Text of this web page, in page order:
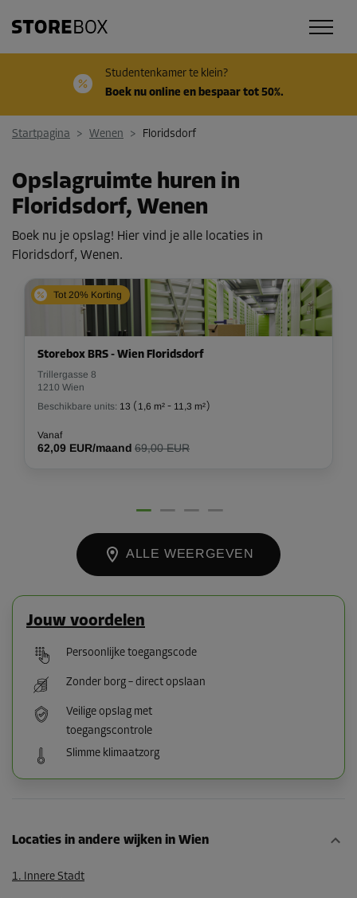
Studentenkamer te klein?
Boek nu online en bespaar tot 50%.
Startpagina > Wenen > Floridsdorf
Opslagruimte huren in
Floridsdorf, Wenen
Boek nu je opslag! Hier vind je alle locaties in
Floridsdorf, Wenen.
Tot 20% Korting
Storebox BRS - Wien Floridsdorf
Trillergasse 8
1210 Wien
Beschikbare units: 13 ( 1,6 m² - 11,3 m²)
Vanaf
62,09 EUR/maand 69,00 EUR
ALLE WEERGEVEN
Jouw voordelen
Persoonlijke toegangscode
Zonder borg – direct opslaan
Veilige opslag met
toegangscontrole
Slimme klimaatzorg
Locaties in andere wijken in Wien
1. Innere Stadt